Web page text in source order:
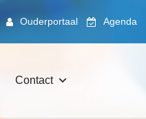
Ouderportaal Agenda
Contact